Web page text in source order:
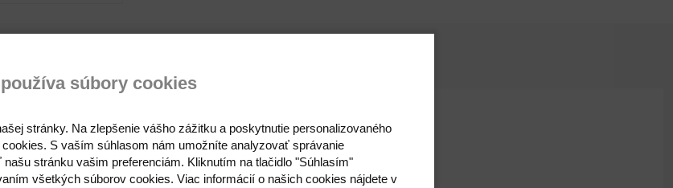
pomocou textilného lepidla.
súbory cookies
stránky. Na zlepšenie vášho zážitku a poskytnutie personalizovaného
S vaším súhlasom nám umožníte analyzovať správanie
stránku vašim preferenciám. Kliknutím na tlačidlo "Súhlasím"
všetkých súborov cookies. Viac informácií o našich cookies nájdete v